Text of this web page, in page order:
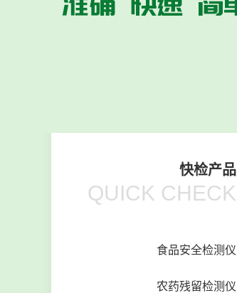
快检产品
QUICK CHECK
食品安全检测仪
农药残留检测仪